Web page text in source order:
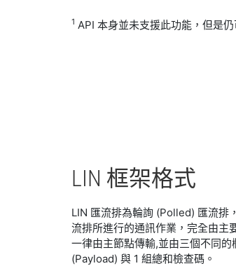
1 API 本身並未支援此功能，但是仍
LIN 框架格式
LIN 匯流排為輪詢 (Polled) 匯流排
流排所進行的通訊作業，完全由主
一律由主節點傳輸,並由三個不同
(Payload) 與 1 組總和檢查碼。